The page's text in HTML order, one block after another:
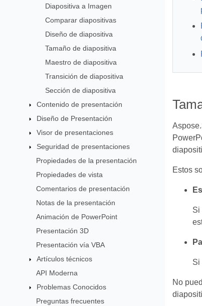
Diapositiva a Imagen
Comparar diapositivas
Diseño de diapositiva
Tamaño de diapositiva
Maestro de diapositiva
Transición de diapositiva
Sección de diapositiva
Contenido de presentación
Diseño de Presentación
Visor de presentaciones
Seguridad de presentaciones
Propiedades de la presentación
Propiedades de vista
Comentarios de presentación
Notas de la presentación
Animación de PowerPoint
Presentación 3D
Presentación vía VBA
Artículos técnicos
API Moderna
Problemas Conocidos
Preguntas frecuentes
Estos
Si
Si
No